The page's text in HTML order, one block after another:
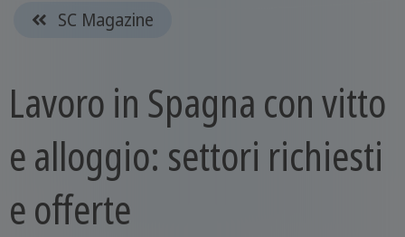
SC Magazine
Lavoro in Spagna con vitto
e alloggio: settori richiesti
e offerte